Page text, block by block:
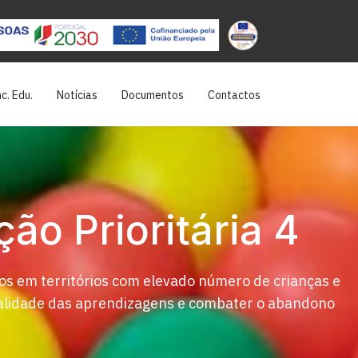
Edu. Notícias Documentos Contactos
Prioritária 4
em territórios com elevado número de crianças e
das aprendizagens e combater o abandono